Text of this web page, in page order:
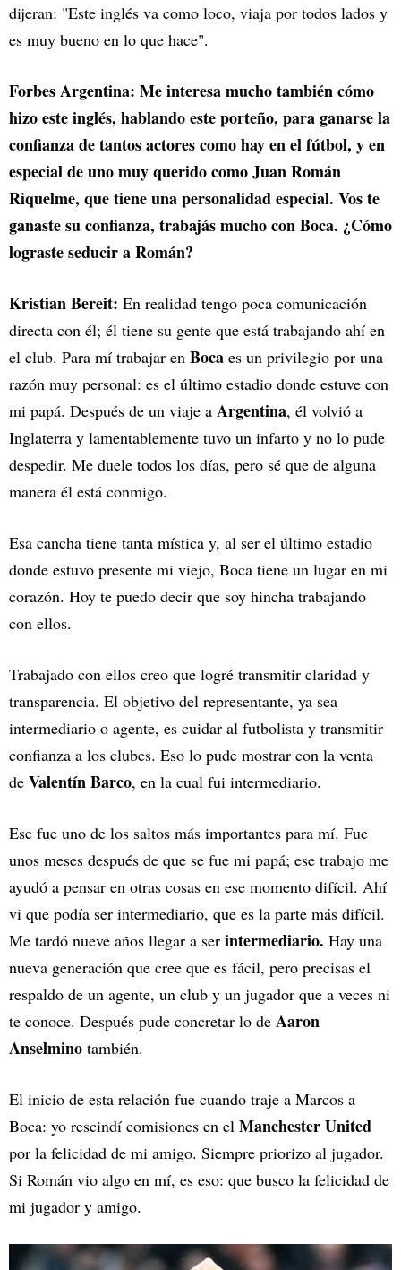
dijeran: "Este inglés va como loco, viaja por todos lados y
es muy bueno en lo que hace".
Forbes Argentina: Me interesa mucho también cómo
hizo este inglés, hablando este porteño, para ganarse la
confianza de tantos actores como hay en el fútbol, y en
especial de uno muy querido como Juan Román
Riquelme, que tiene una personalidad especial. Vos te
ganaste su confianza, trabajás mucho con Boca. ¿Cómo
lograste seducir a Román?
Kristian Bereit: En realidad tengo poca comunicación
directa con él; él tiene su gente que está trabajando ahí en
el club. Para mí trabajar en Boca es un privilegio por una
razón muy personal: es el último estadio donde estuve con
mi papá. Después de un viaje a Argentina, él volvió a
Inglaterra y lamentablemente tuvo un infarto y no lo pude
despedir. Me duele todos los días, pero sé que de alguna
manera él está conmigo.
Esa cancha tiene tanta mística y, al ser el último estadio
donde estuvo presente mi viejo, Boca tiene un lugar en mi
corazón. Hoy te puedo decir que soy hincha trabajando
con ellos.
Trabajado con ellos creo que logré transmitir claridad y
transparencia. El objetivo del representante, ya sea
intermediario o agente, es cuidar al futbolista y transmitir
confianza a los clubes. Eso lo pude mostrar con la venta
de Valentín Barco, en la cual fui intermediario.
Ese fue uno de los saltos más importantes para mí. Fue
unos meses después de que se fue mi papá; ese trabajo me
ayudó a pensar en otras cosas en ese momento difícil. Ahí
vi que podía ser intermediario, que es la parte más difícil.
Me tardó nueve años llegar a ser intermediario. Hay una
nueva generación que cree que es fácil, pero precisas el
respaldo de un agente, un club y un jugador que a veces ni
te conoce. Después pude concretar lo de Aaron
Anselmino también.
El inicio de esta relación fue cuando traje a Marcos a
Boca: yo rescindí comisiones en el Manchester United
por la felicidad de mi amigo. Siempre priorizo al jugador.
Si Román vio algo en mí, es eso: que busco la felicidad de
mi jugador y amigo.